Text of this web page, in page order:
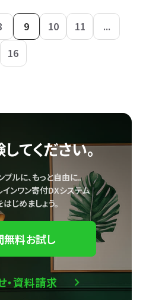
9 10 11
...
16
てください。
ルに、もっと自由に。
ンワン寄付DXシステム
じめましょう。
無料お試し
・資料請求